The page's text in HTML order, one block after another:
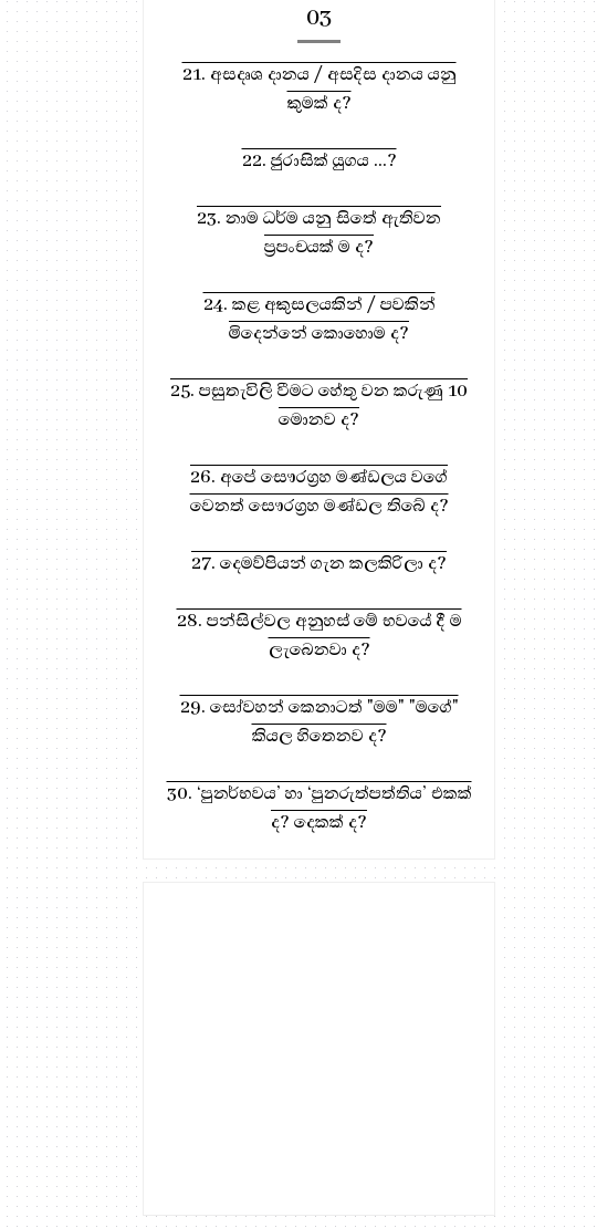
03
21. අසදෘශ දානය / අසදිස දානය යනු
කුමක් ද?
22. ජුරාසික් යුගය ...?
23. නාම ධර්ම යනු සිතේ ඇතිවන
ප්‍රපංචයක් ම ද?
24. කළ අකුසලයකින් / පවකින්
මිදෙන්නේ කොහොම ද?
25. පසුතැවිලි වීමට හේතු වන කරුණු 10
මොනව ද?
26. අපේ සෞරග්‍රහ මණ්ඩලය වගේ
වෙනත් සෞරග්‍රහ මණ්ඩල තිබේ ද?
27. දෙමව්පියන් ගැන කලකිරිලා ද?
28. පන්සිල්වල අනුහස් මේ භවයේ දී ම
ලැබෙනවා ද?
29. සෝවහන් කෙනාටත් "මම" "මගේ"
කියල හිතෙනව ද?
30. ‘පුනර්භවය’ හා ‘පුනරුත්පත්තිය’ එකක්
ද? දෙකක් ද?